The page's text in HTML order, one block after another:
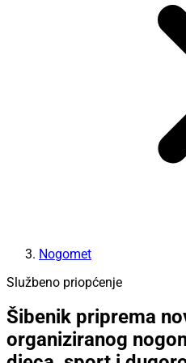
Nogomet
Službeno priopćenje
Šibenik priprema
organiziranog